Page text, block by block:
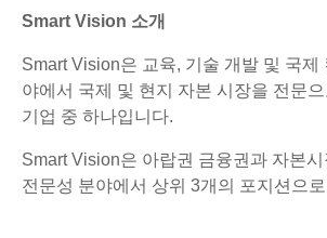
Smart Vision 소개
Smart Vision은 교육, 기술 개발 및 국제
야에서 국제 및 현지 자본 시장을 전문
기업 중 하나입니다.
Smart Vision은 아랍권 금융권과 자본
전문성 분야에서 상위 3개의 포지션으